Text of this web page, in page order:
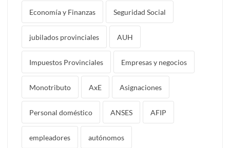
Economía y Finanzas Seguridad Social
jubilados provinciales AUH
Impuestos Provinciales Empresas y negocios
Monotributo AxE Asignaciones
Personal doméstico ANSES AFIP
empleadores autónomos